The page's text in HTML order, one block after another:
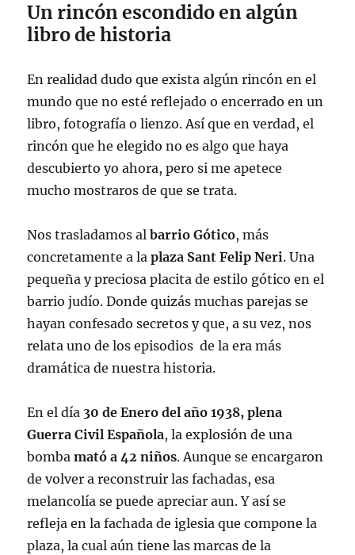
Un rincón escondido en algún
libro de historia
En realidad dudo que exista algún rincón en el
mundo que no esté reflejado o encerrado en un
libro, fotografía o lienzo. Así que en verdad, el
rincón que he elegido no es algo que haya
descubierto yo ahora, pero si me apetece
mucho mostraros de que se trata.
Nos trasladamos al barrio Gótico, más
concretamente a la plaza Sant Felip Neri. Una
pequeña y preciosa placita de estilo gótico en el
barrio judío. Donde quizás muchas parejas se
hayan confesado secretos y que, a su vez, nos
relata uno de los episodios de la era más
dramática de nuestra historia.
En el día 30 de Enero del año 1938, plena
Guerra Civil Española, la explosión de una
bombamató a 42 niños. Aunque se encargaron
de volver a reconstruir las fachadas, esa
melancolía se puede apreciar aun. Y así se
refleja en la fachada de iglesia que compone la
plaza, la cual aún tiene las marcas de la